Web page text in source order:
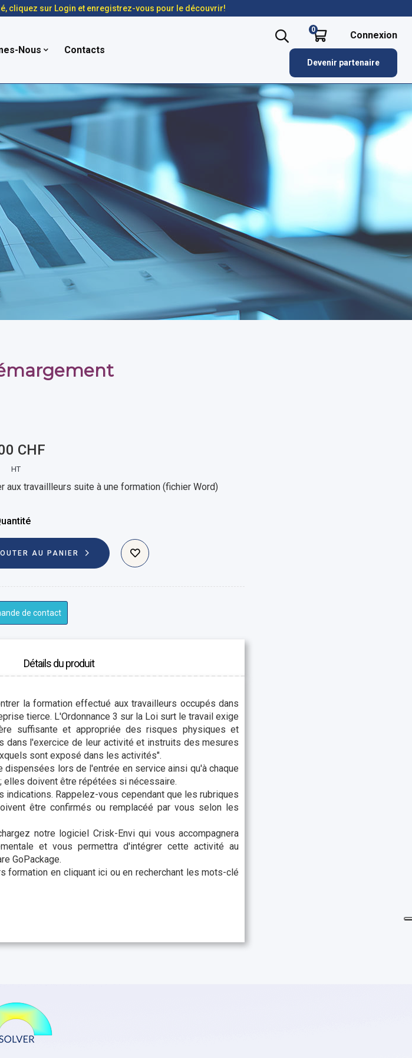
cliquez sur Login et enregistrez-vous pour le découvrir!
Nous Contacts
0 Connexion
Devenir partenaire
CHF
HT
travaillleurs suite à une formation (fichier Word)
AU PANIER
de contact
Détails du produit
la formation effectué aux travailleurs occupés dans
tierce. L'Ordonnance 3 sur la Loi surt le travail exige
suffisante et appropriée des risques physiques et
l'exercice de leur activité et instruits des mesures
sont exposé dans les activités".
lors de l'entrée en service ainsi qu'à chaque
doivent être répétées si nécessaire.
Rappelez-vous cependant que les rubriques
être confirmés ou remplacéé par vous selon les
notre logiciel Crisk-Envi qui vous accompagnera
et vous permettra d'intégrer cette activité au
GoPackage.
en cliquant ici ou en recherchant les mots-clé